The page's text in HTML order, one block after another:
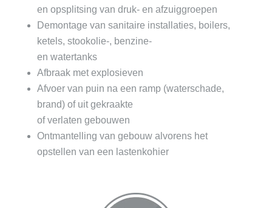
en opsplitsing van druk- en afzuiggroepen
Demontage van sanitaire installaties, boilers,
ketels, stookolie-, benzine-
en watertanks
Afbraak met explosieven
Afvoer van puin na een ramp (waterschade,
brand) of uit gekraakte
of verlaten gebouwen
Ontmantelling van gebouw alvorens het
opstellen van een lastenkohier